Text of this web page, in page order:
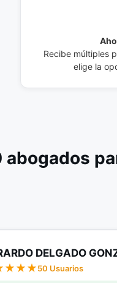
Recibe múltiples
elige la
abogados
DELGADO
50 Usuarios